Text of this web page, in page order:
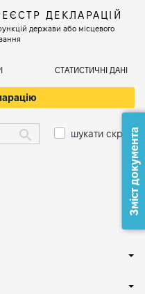
ДЕКЛАРАЦІЙ
держави або місцевого
СТАТИСТИЧНІ ДАНІ
шукати скрізьЗміст документа